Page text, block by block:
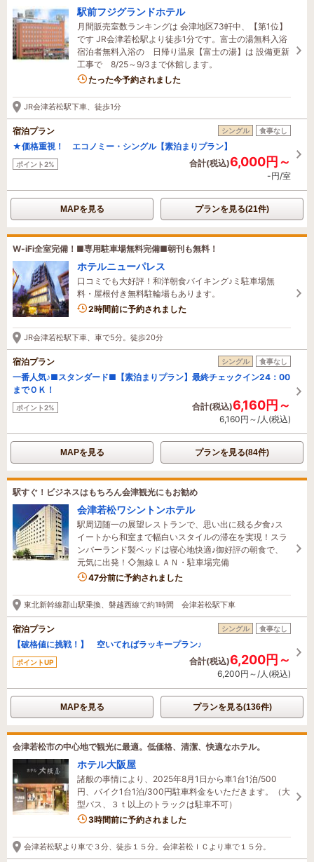
駅前フジグランドホテル
月間販売室数ランキングは 会津地区73軒中、【第1位】
です JR会津若松駅より徒歩1分です。富士の湯無料入浴
宿泊者無料入浴の 日帰り温泉【富士の湯】は 設備更新
工事で 8/25～9/3まで休館します。
6名がこの宿を見ています
たった今予約されました
JR会津若松駅下車、徒歩1分
宿泊プラン シングル 食事なし
★価格重視！ エコノミー・シングル【素泊まりプラン】
ポイント2% 合計(税込)6,000円～
-円/室
MAPを見る プランを見る(21件)
W-iFi全室完備！■専用駐車場無料完備■朝刊も無料！
ホテルニューパレス
口コミでも大好評！和洋朝食バイキング♪ミ駐車場無
料・屋根付き無料駐輪場もあります。
2時間前に予約されました
JR会津若松駅下車、車で5分。徒歩20分
宿泊プラン シングル 食事なし
一番人気♪■スタンダード■【素泊まりプラン】最終チェックイン24：00
までＯＫ！
ポイント2% 合計(税込)6,160円～
6,160円～/人(税込)
MAPを見る プランを見る(84件)
駅すぐ！ビジネスはもちろん会津観光にもお勧め
会津若松ワシントンホテル
駅周辺随一の展望レストランで、思い出に残る夕食♪ス
イートから和室まで幅白いスタイルの滞在を実現！スラ
ンバーランド製ベッドは寝心地快適♪御好評の朝食で、
元気に出発！◇無線ＬＡＮ・駐車場完備
3名がこの宿を見ています
47分前に予約されました
東北新幹線郡山駅乗換、磐越西線で約1時間 会津若松駅下車
宿泊プラン シングル 食事なし
【破格値に挑戦！】 空いてればラッキープラン♪
ポイントUP 合計(税込)6,200円～
6,200円～/人(税込)
MAPを見る プランを見る(136件)
会津若松市の中心地で観光に最適。低価格、清潔、快適なホテル。
ホテル大阪屋
諸般の事情により、2025年8月1日から車1台1泊/500
円、バイク1台1泊/300円駐車料金をいただきます。（大
型バス、３ｔ以上のトラックは駐車不可）
2名がこの宿を見ています
3時間前に予約されました
会津若松駅より車で３分、徒歩１５分。会津若松ＩＣより車で１５分。